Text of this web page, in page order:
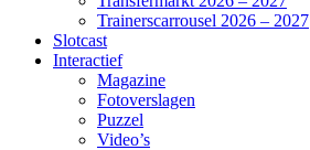
Trainerscarrousel 2026 – 2027
Slotcast
Interactief
Magazine
Fotoverslagen
Puzzel
Video’s